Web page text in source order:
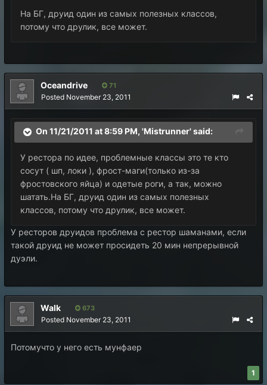
На БГ, друид один из самых полезных классов,
потому что друлик, все может.
Oceandrive 71
Posted November 23, 2011
On 11/21/2011 at 8:59 PM, 'Mistrunner' said:
У рестора по идее, проблемные классы это те кто
сосут ( шп, локи ), фрост-маги(только из-за
фростовского яйца) и одетые роги, а так, можно
шатать.На БГ, друид один из самых полезных
классов, потому что друлик, все может.
У ресторов друидов проблема с рестор шаманами, если
такой друид не может просидеть 20 мин непрерывной
дуэли.
Walk 673
Posted November 23, 2011
Потомучто у него есть мунфаер
1